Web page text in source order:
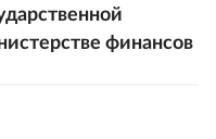
финансов